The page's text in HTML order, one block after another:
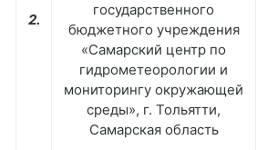
2.
государственного
бюджетного учреждения
«Самарский центр по
гидрометеорологии и
мониторингу окружающей
среды», г. Тольятти,
Самарская область